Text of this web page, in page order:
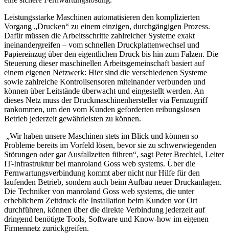
Leistungsstarke Maschinen automatisieren den komplizierten
Vorgang „Drucken“ zu einem einzigen, durchgängigen Prozess.
Dafür müssen die Arbeitsschritte zahlreicher Systeme exakt
ineinandergreifen – vom schnellen Druckplattenwechsel und
Papiereinzug über den eigentlichen Druck bis hin zum Falzen. Die
Steuerung dieser maschinellen Arbeitsgemeinschaft basiert auf
einem eigenen Netzwerk: Hier sind die verschiedenen Systeme
sowie zahlreiche Kontrollsensoren miteinander verbunden und
können über Leitstände überwacht und eingestellt werden. An
dieses Netz muss der Druckmaschinenhersteller via Fernzugriff
rankommen, um den vom Kunden geforderten reibungslosen
Betrieb jederzeit gewährleisten zu können.
„Wir haben unsere Maschinen stets im Blick und können so
Probleme bereits im Vorfeld lösen, bevor sie zu schwerwiegenden
Störungen oder gar Ausfallzeiten führen“, sagt Peter Brechtel, Leiter
IT-Infrastruktur bei manroland Goss web systems. Über die
Fernwartungsverbindung kommt aber nicht nur Hilfe für den
laufenden Betrieb, sondern auch beim Aufbau neuer Druckanlagen.
Die Techniker von manroland Goss web systems, die unter
erheblichem Zeitdruck die Installation beim Kunden vor Ort
durchführen, können über die direkte Verbindung jederzeit auf
dringend benötigte Tools, Software und Know-how im eigenen
Firmennetz zurückgreifen.